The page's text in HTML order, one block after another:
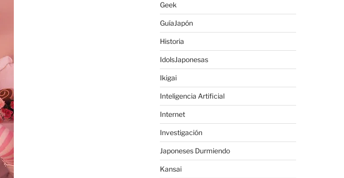
Geek
GuíaJapón
Historia
IdolsJaponesas
Ikigai
Inteligencia Artificial
Internet
Investigación
Japoneses Durmiendo
Kansai